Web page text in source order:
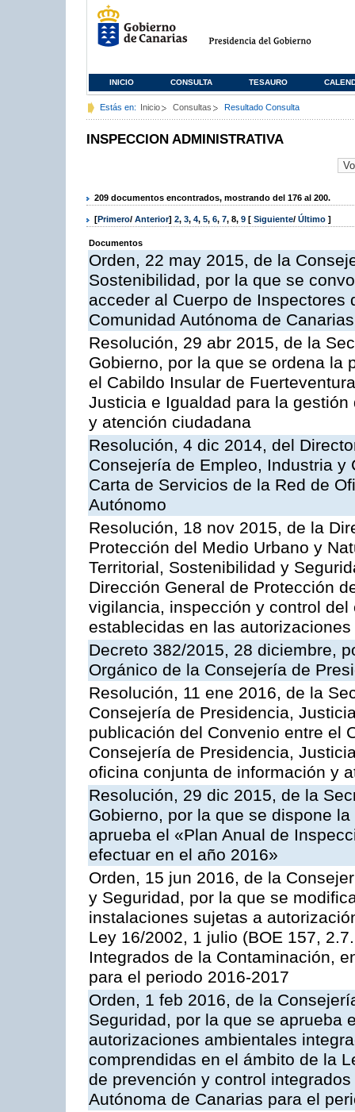
INICIO CONSULTA TESAURO
Estás en: Inicio Consultas Resultado Consulta
INSPECCION ADMINISTRATIVA
209 documentos encontrados, mostrando del 176 al 200.
[Primero/ Anterior] 2, 3, 4, 5, 6, 7, 8, 9 [ Siguiente/ Último ]
Documentos
Orden, 22 may 2015, de la
Sostenibilidad, por la que se
acceder al Cuerpo de
Comunidad Autónoma de Canarias
Resolución, 29 abr 2015, de la
Gobierno, por la que se ordena la
el Cabildo Insular de
Justicia e Igualdad para la
y atención ciudadana
Resolución, 4 dic 2014, del
Consejería de Empleo, Industria
Carta de Servicios de la Red de
Autónomo
Resolución, 18 nov 2015, de la
Protección del Medio Urbano y
Territorial, Sostenibilidad y
Dirección General de Protección
vigilancia, inspección y control
establecidas en las
Decreto 382/2015, 28 diciembre,
Orgánico de la Consejería de
Resolución, 11 ene 2016, de la
Consejería de Presidencia,
publicación del Convenio entre el
Consejería de Presidencia,
oficina conjunta de información y
Resolución, 29 dic 2015, de la
Gobierno, por la que se dispone
aprueba el «Plan Anual de
efectuar en el año 2016»
Orden, 15 jun 2016, de la
y Seguridad, por la que se
instalaciones sujetas a
Ley 16/2002, 1 julio (BOE 157,
Integrados de la Contaminación,
para el periodo 2016-2017
Orden, 1 feb 2016, de la
Seguridad, por la que se aprueba
autorizaciones ambientales
comprendidas en el ámbito de la
de prevención y control
Autónoma de Canarias para el